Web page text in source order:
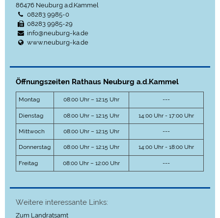
86476 Neuburg a.d.Kammel
08283 9985-0
08283 9985-29
info@neuburg-ka.de
www.neuburg-ka.de
Öffnungszeiten Rathaus Neuburg a.d.Kammel
Montag 08:00 Uhr – 12:15 Uhr ---
Dienstag 08:00 Uhr – 12:15 Uhr 14:00 Uhr - 17:00 Uhr
Mittwoch 08:00 Uhr – 12:15 Uhr ---
Donnerstag 08:00 Uhr – 12:15 Uhr 14:00 Uhr - 18:00 Uhr
Freitag 08:00 Uhr – 12:00 Uhr ---
Weitere interessante Links:
Zum Landratsamt